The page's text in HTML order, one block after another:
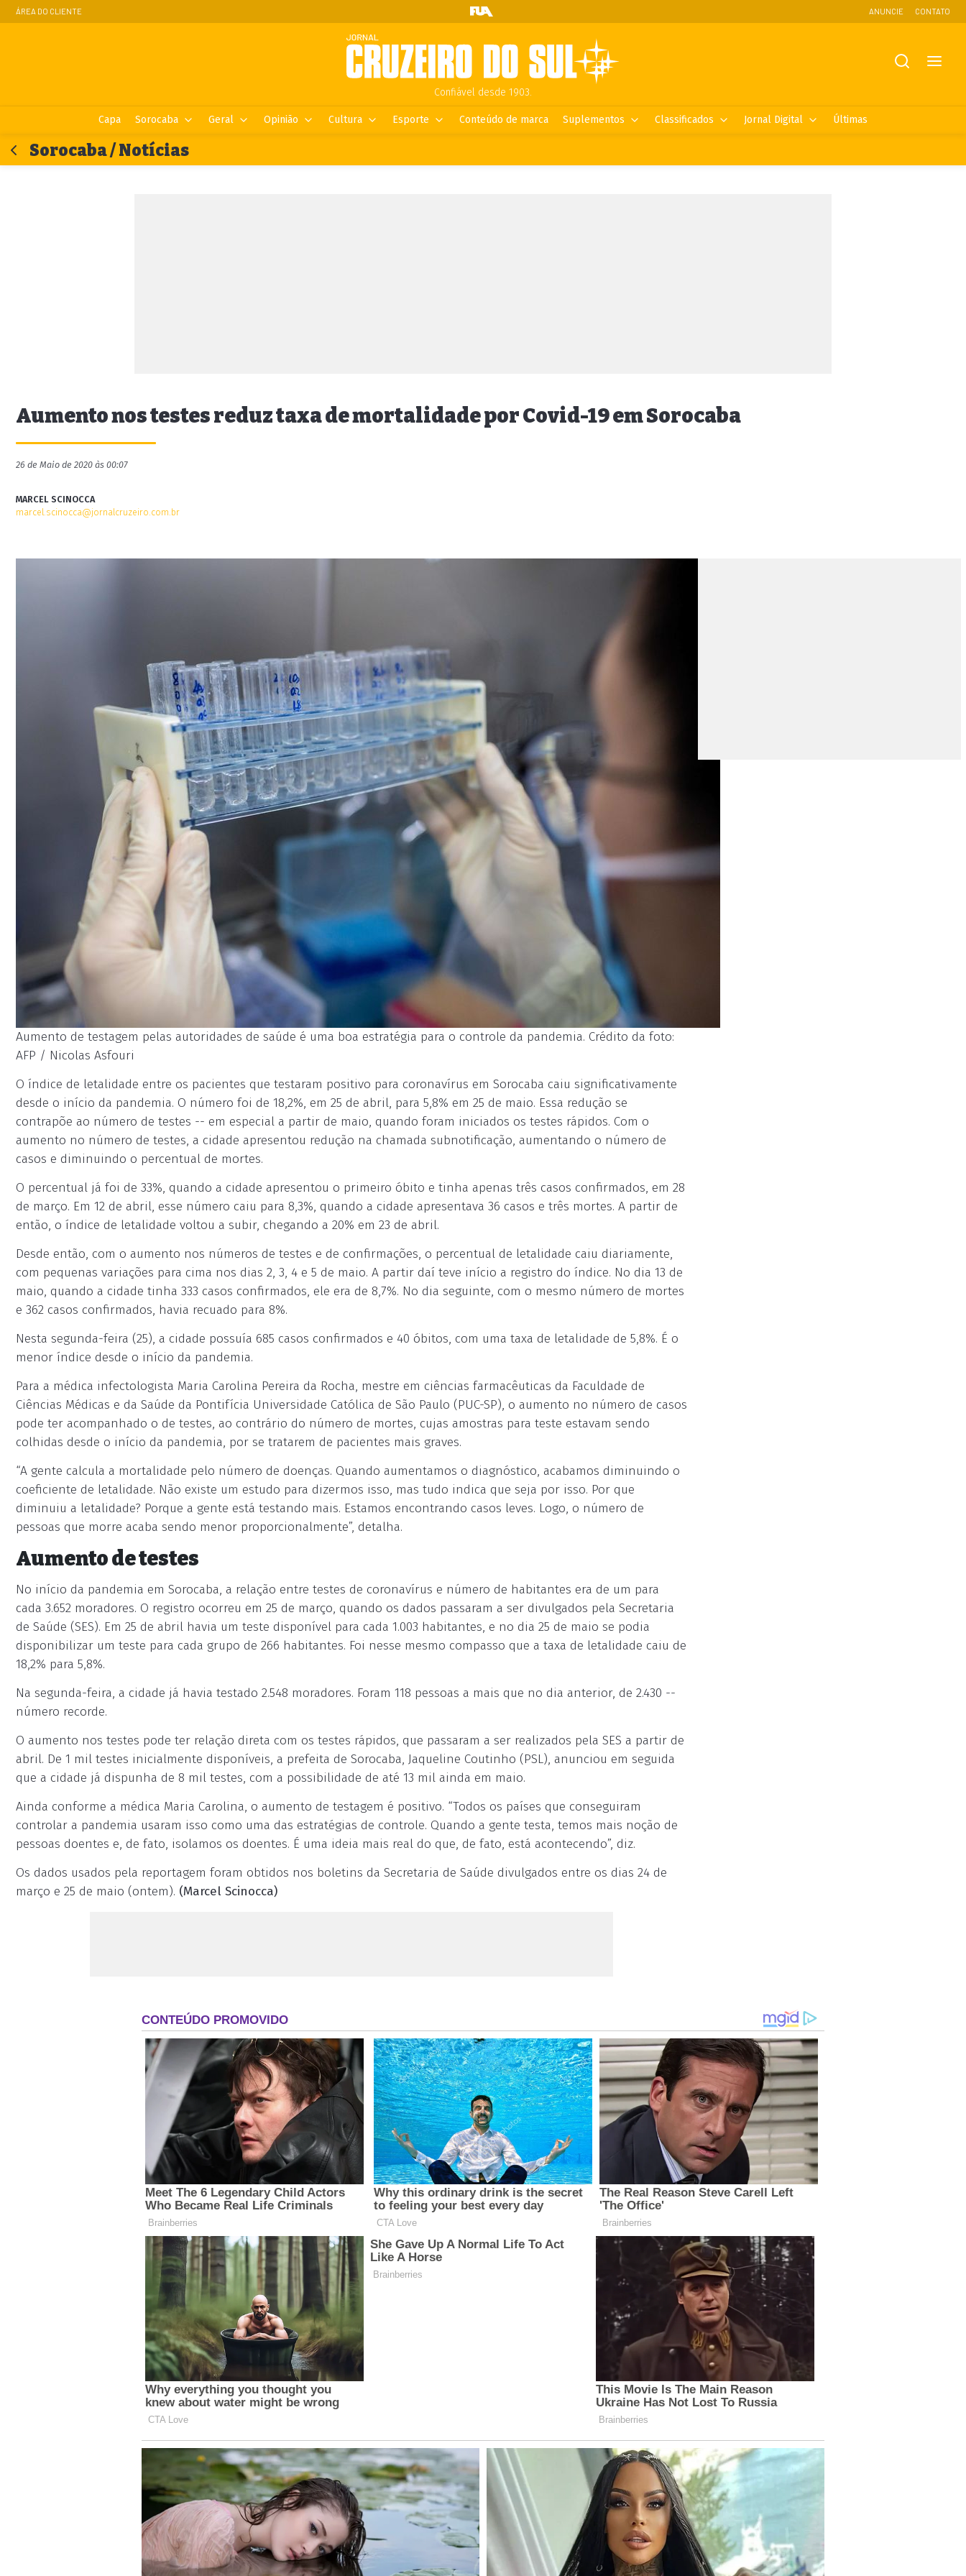
ÁREA DO CLIENTE ANUNCIE CONTATO
Confiável desde 1903.
Capa Sorocaba Geral Opinião Cultura Esporte Conteúdo de marca Suplementos Classificados Jornal Digital Últimas
Sorocaba / Notícias
Aumento nos testes reduz taxa de mortalidade por Covid-19 em Sorocaba
26 de Maio de 2020 às 00:07
MARCEL SCINOCCA
marcel.scinocca@jornalcruzeiro.com.br
Aumento de testagem pelas autoridades de saúde é uma boa estratégia para o controle da pandemia. Crédito da foto:
AFP / Nicolas Asfouri
O índice de letalidade entre os pacientes que testaram positivo para coronavírus em Sorocaba caiu significativamente
desde o início da pandemia. O número foi de 18,2%, em 25 de abril, para 5,8% em 25 de maio. Essa redução se
contrapõe ao número de testes -- em especial a partir de maio, quando foram iniciados os testes rápidos. Com o
aumento no número de testes, a cidade apresentou redução na chamada subnotificação, aumentando o número de
casos e diminuindo o percentual de mortes.
O percentual já foi de 33%, quando a cidade apresentou o primeiro óbito e tinha apenas três casos confirmados, em 28
de março. Em 12 de abril, esse número caiu para 8,3%, quando a cidade apresentava 36 casos e três mortes. A partir de
então, o índice de letalidade voltou a subir, chegando a 20% em 23 de abril.
Desde então, com o aumento nos números de testes e de confirmações, o percentual de letalidade caiu diariamente,
com pequenas variações para cima nos dias 2, 3, 4 e 5 de maio. A partir daí teve início a registro do índice. No dia 13 de
maio, quando a cidade tinha 333 casos confirmados, ele era de 8,7%. No dia seguinte, com o mesmo número de mortes
e 362 casos confirmados, havia recuado para 8%.
Nesta segunda-feira (25), a cidade possuía 685 casos confirmados e 40 óbitos, com uma taxa de letalidade de 5,8%. É o
menor índice desde o início da pandemia.
Para a médica infectologista Maria Carolina Pereira da Rocha, mestre em ciências farmacêuticas da Faculdade de
Ciências Médicas e da Saúde da Pontifícia Universidade Católica de São Paulo (PUC-SP), o aumento no número de casos
pode ter acompanhado o de testes, ao contrário do número de mortes, cujas amostras para teste estavam sendo
colhidas desde o início da pandemia, por se tratarem de pacientes mais graves.
“A gente calcula a mortalidade pelo número de doenças. Quando aumentamos o diagnóstico, acabamos diminuindo o
coeficiente de letalidade. Não existe um estudo para dizermos isso, mas tudo indica que seja por isso. Por que
diminuiu a letalidade? Porque a gente está testando mais. Estamos encontrando casos leves. Logo, o número de
pessoas que morre acaba sendo menor proporcionalmente”, detalha.
Aumento de testes
No início da pandemia em Sorocaba, a relação entre testes de coronavírus e número de habitantes era de um para
cada 3.652 moradores. O registro ocorreu em 25 de março, quando os dados passaram a ser divulgados pela Secretaria
de Saúde (SES). Em 25 de abril havia um teste disponível para cada 1.003 habitantes, e no dia 25 de maio se podia
disponibilizar um teste para cada grupo de 266 habitantes. Foi nesse mesmo compasso que a taxa de letalidade caiu de
18,2% para 5,8%.
Na segunda-feira, a cidade já havia testado 2.548 moradores. Foram 118 pessoas a mais que no dia anterior, de 2.430 --
número recorde.
O aumento nos testes pode ter relação direta com os testes rápidos, que passaram a ser realizados pela SES a partir de
abril. De 1 mil testes inicialmente disponíveis, a prefeita de Sorocaba, Jaqueline Coutinho (PSL), anunciou em seguida
que a cidade já dispunha de 8 mil testes, com a possibilidade de até 13 mil ainda em maio.
Ainda conforme a médica Maria Carolina, o aumento de testagem é positivo. “Todos os países que conseguiram
controlar a pandemia usaram isso como uma das estratégias de controle. Quando a gente testa, temos mais noção de
pessoas doentes e, de fato, isolamos os doentes. É uma ideia mais real do que, de fato, está acontecendo”, diz.
Os dados usados pela reportagem foram obtidos nos boletins da Secretaria de Saúde divulgados entre os dias 24 de
março e 25 de maio (ontem). (Marcel Scinocca)